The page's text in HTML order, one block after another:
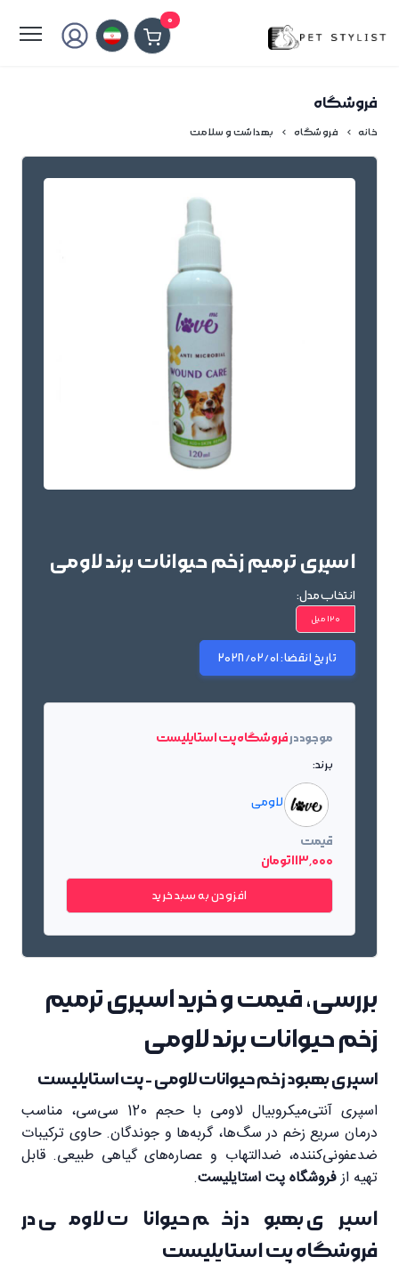
0
فروشگاه
خانه فروشگاه بهداشت و سلامت
اسپری ترمیم زخم حیوانات برند لاومی
انتخاب مدل:
120 میل
تاریخ انقضا:2028/02/01
موجود درفروشگاه پت استایلیست
برند:
لاومی
قیمت
113٬000 تومان
افزودن به سبد خرید
بررسی، قیمت و خرید اسپری ترمیم
زخم حیوانات برند لاومی
اسپری بهبود زخم حیوانات لاومی - پت استایلیست
اسپری آنتی‌میکروبیال لاومی با حجم 120 سی‌سی، مناسب
درمان سریع زخم در سگ‌ها، گربه‌ها و جوندگان. حاوی ترکیبات
ضدعفونی‌کننده، ضدالتهاب و عصاره‌های گیاهی طبیعی. قابل
تهیه ازفروشگاه پت استایلیست.
اسپری بهبود زخم حیوانات لاومی در
فروشگاه پت استایلیست